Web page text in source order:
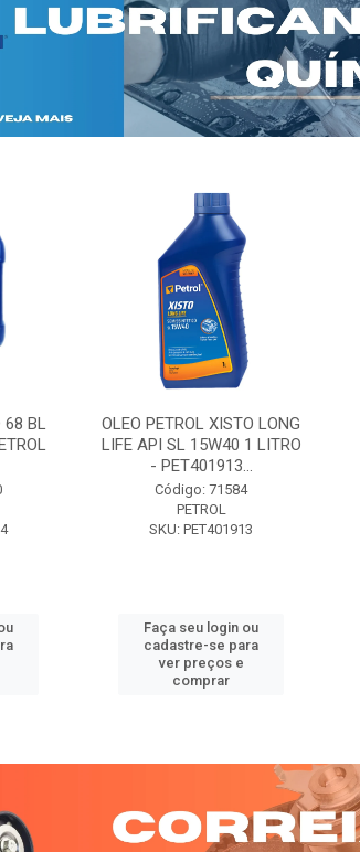
68 BL
OLEO PETROL XISTO LONG
LIFE API SL 15W40 1 LITRO
- PET401913...
Código: 71584
PETROL
SKU: PET401913
Faça seu login ou
cadastre-se para
ver preços e
comprar